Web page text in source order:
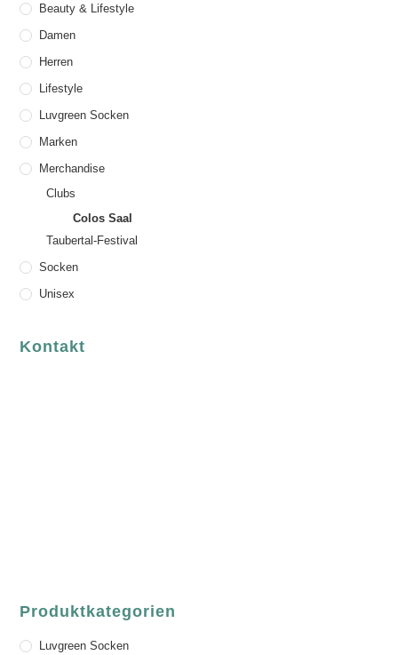
Beauty & Lifestyle
Damen
Herren
Lifestyle
Luvgreen Socken
Marken
Merchandise
Clubs
Colos Saal
Taubertal-Festival
Socken
Unisex
Kontakt
Produktkategorien
Luvgreen Socken